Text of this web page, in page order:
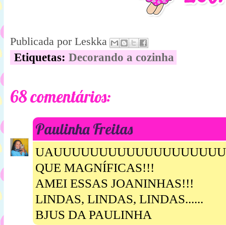
Publicada por Leskka
Etiquetas: Decorando a cozinha
68 comentários:
Paulinha Freitas
QUE MAGNÍFICAS!!!
AMEI ESSAS JOANINHAS!!!
LINDAS, LINDAS, LINDAS......
BJUS DA PAULINHA